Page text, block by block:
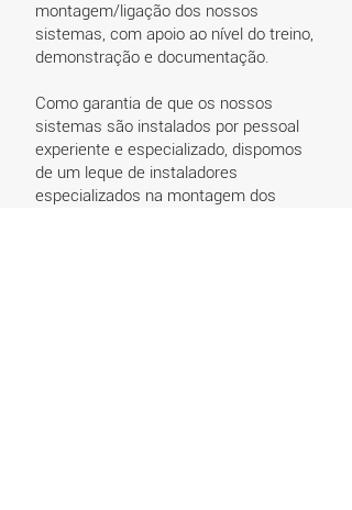
montagem/ligação dos nossos
sistemas, com apoio ao nível do treino,
demonstração e documentação.
Como garantia de que os nossos
sistemas são instalados por pessoal
experiente e especializado, dispomos
de um leque de instaladores
especializados na montagem dos